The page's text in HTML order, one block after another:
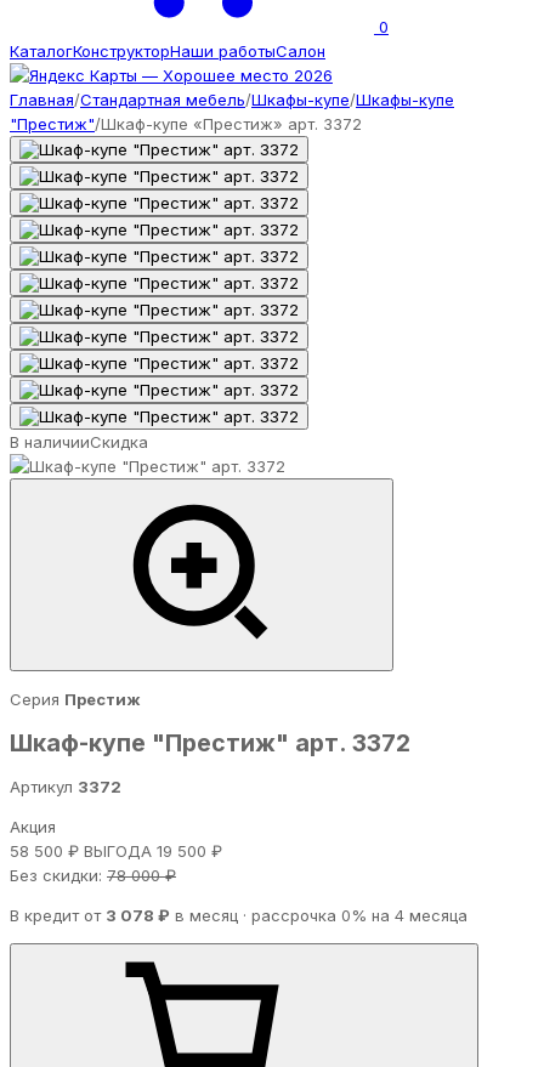
0
КаталогКонструкторНаши работыСалон
Главная/Стандартная мебель/Шкафы-купе/Шкафы-купе
"Престиж"/Шкаф-купе «Престиж» арт. 3372
В наличииСкидка
Серия Престиж
Шкаф-купе "Престиж" арт. 3372
Артикул 3372
Акция
58 500 ₽ ВЫГОДА 19 500 ₽
Без скидки: 78 000 ₽
В кредит от 3 078 ₽ в месяц · рассрочка 0% на 4 месяца